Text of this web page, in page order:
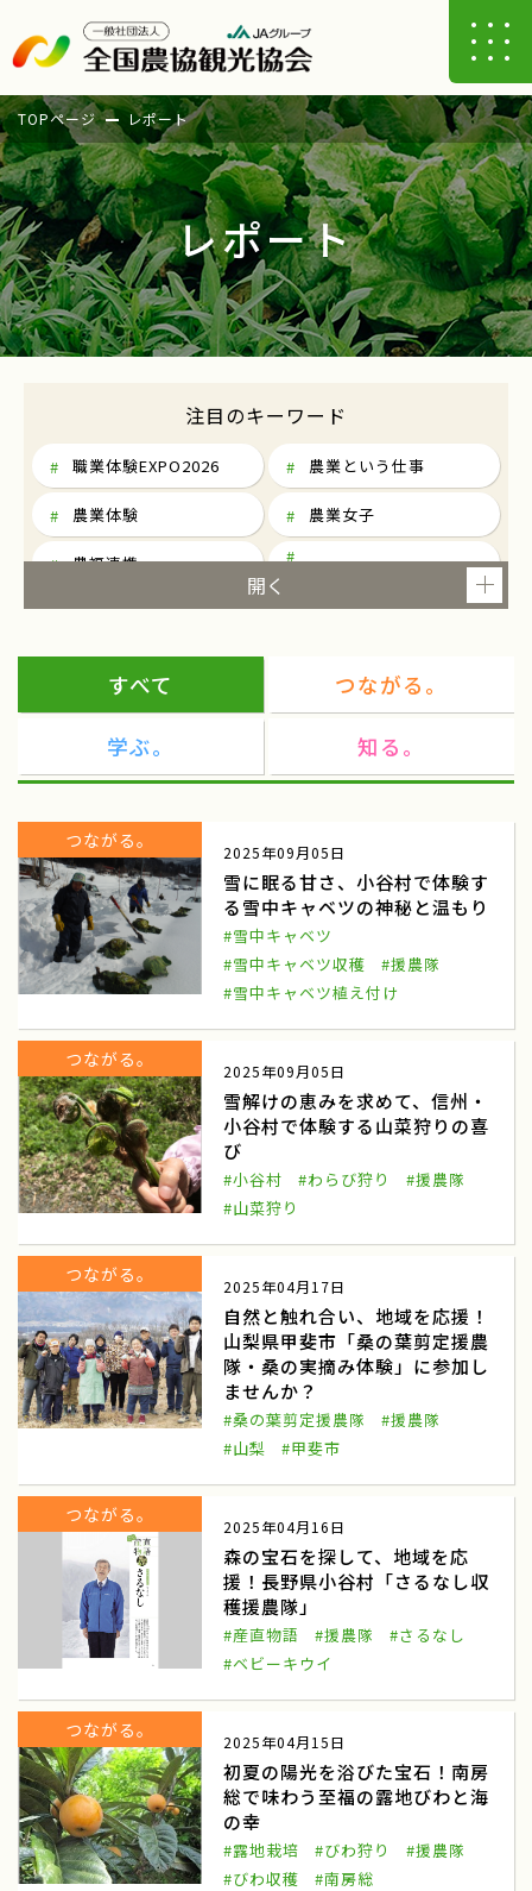
TOPページ レポート
レポート
注目のキーワード
職業体験EXPO2026 農業という仕事
農業体験 農業女子
農福連携
東京 就農
ツアー
農泊 観光
民俗芸能 民俗芸能と農村生活を考える
都市農業 マルシェ
ワークショップ 東北
商談会 ねばりっこ
ねばりっこ収穫体験
鳥取中央
雪中キャベツ収穫 援農隊
雪中キャベツ植え付け
わらび狩り
ふれあい誌 産直物語
大和ルージュ 奈良県天理市
ふるさと俱楽部 三嶽農園
神奈川県秦野市 農業女子つ・な・ぐPJ
河口湖自然栽培にんにく農園 河口湖
伝統を未来へ結ぶ 田辺の梅システム
和歌山県みなべ田辺地域 わたしの楽園
あきさわ園 神奈川県小田原市
農山漁村Biz ノウフク連携
食育探訪 親子農育ツアー
アグリッジプロジェクト 刀根早生柿
援農
奈良県 豆苗
すべて つながる。
学ぶ。 知る。
つながる。
2025年09月05日
雪に眠る甘さ、小谷村で体験す
る雪中キャベツの神秘と温もり
#雪中キャベツ
#雪中キャベツ収穫
#援農隊
#雪中キャベツ植え付け
つながる。
2025年09月05日
雪解けの恵みを求めて、信州・
小谷村で体験する山菜狩りの喜
び
#小谷村 #わらび狩り
#援農隊
#山菜狩り
つながる。
2025年04月17日
自然と触れ合い、地域を応援！
山梨県甲斐市「桑の葉剪定援農
隊・桑の実摘み体験」に参加し
ませんか？
#桑の葉剪定援農隊
#援農隊
#山梨
#甲斐市
つながる。
2025年04月16日
森の宝石を探して、地域を応
援！長野県小谷村「さるなし収
穫援農隊」
#産直物語 #援農隊
#さるなし
#ベビーキウイ
つながる。
2025年04月15日
初夏の陽光を浴びた宝石！南房
総で味わう至福の露地びわと海
の幸
#露地栽培 #びわ狩り
#援農隊
#びわ収穫
#南房総